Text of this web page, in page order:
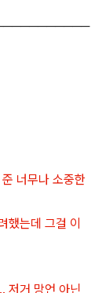
너무나 소중한
했는데 그걸 이
저거 망언 아닌